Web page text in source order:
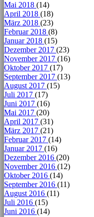
Mai 2018 (14)
April 2018 (18)
März 2018 (23)
Februar 2018 (8)
Januar 2018 (15)
Dezember 2017 (23)
November 2017 (16)
Oktober 2017 (17)
September 2017 (13)
August 2017 (15)
Juli 2017 (17)
Juni 2017 (16)
Mai 2017 (20)
April 2017 (31)
März 2017 (21)
Februar 2017 (14)
Januar 2017 (16)
Dezember 2016 (20)
November 2016 (12)
Oktober 2016 (14)
September 2016 (11)
August 2016 (11)
Juli 2016 (15)
Juni 2016 (14)